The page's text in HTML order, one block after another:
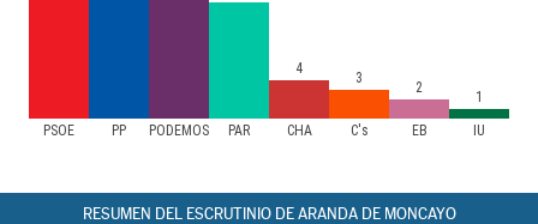
PSOE PP PODEMOS PAR CHA C's EB IU
4
3
2
1
RESUMEN DEL ESCRUTINIO DE ARANDA DE MONCAYO